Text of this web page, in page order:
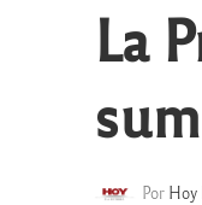
La
Por Hoy